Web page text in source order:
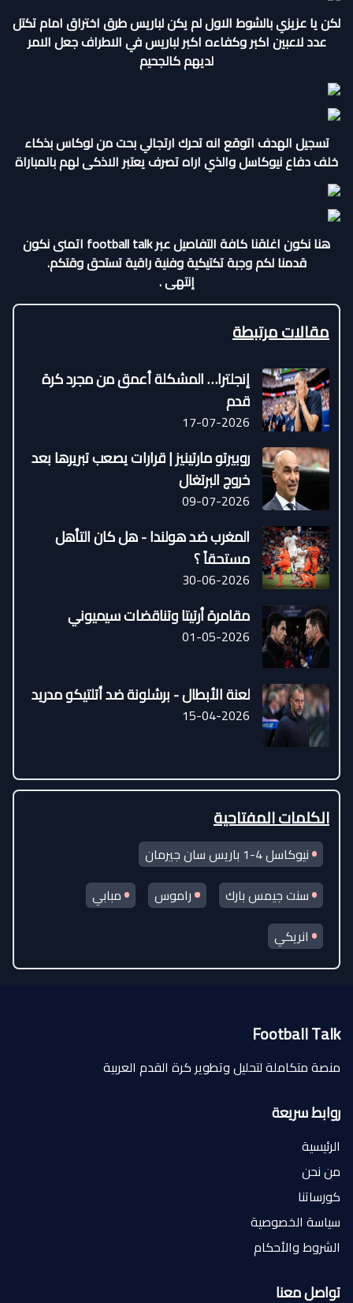
لكن يا عزيزي بالشوط الاول لم يكن لباريس طرق اختراق امام تكتل
عدد لاعبين اكبر وكفاءه اكبر لباريس في الاطراف جعل الامر
لديهم كالجحيم
تسجيل الهدف اتوقع انه تحرك ارتجالي بحت من لوكاس بذكاء
خلف دفاع نيوكاسل والذي اراه تصرف يعتبر الاذكى لهم بالمباراة
هنا نكون اغلقنا كافة التفاصيل عبر football talk اتمنى نكون
قدمنا لكم وجبة تكتيكية وفنية راقية تستحق وقتكم.
إنتهى .
مقالات مرتبطة
إنجلترا… المشكلة أعمق من مجرد كرة
قدم
17-07-2026
روبيرتو مارتينيز | قرارات يصعب تبريرها بعد
خروج البرتغال
09-07-2026
المغرب ضد هولندا - هل كان التأهل
مستحقاً ؟
30-06-2026
مقامرة أرتيتا وتناقضات سيميوني
01-05-2026
لعنة الأبطال - برشلونة ضد أتلتيكو مدريد
15-04-2026
الكلمات المفتاحية
نيوكاسل 4-1 باريس سان جيرمان
سنت جيمس بارك
راموس
مبابي
انريكي
Football Talk
منصة متكاملة لتحليل وتطوير كرة القدم العربية
روابط سريعة
الرئيسية
من نحن
كورساتنا
سياسة الخصوصية
الشروط والأحكام
تواصل معنا